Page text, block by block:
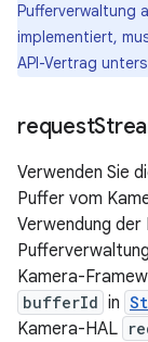
Pufferverwaltung
implementiert,
API-Vertrag
request
Verwenden Sie
Puffer vom
Verwendung
Kamera-
bufferId in
Kamera-HAL